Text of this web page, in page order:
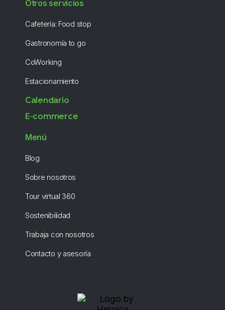
Otros servicios
Cafetería: Food stop
Gastronomía to go
CoWorking
Estacionamiento
Calendario
E-commerce
Menú
Blog
Sobre nosotros
Tour virtual 360
Sostenibilidad
Trabaja con nosotros
Contacto y asesoría